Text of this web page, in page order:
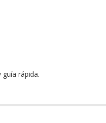
guía rápida.